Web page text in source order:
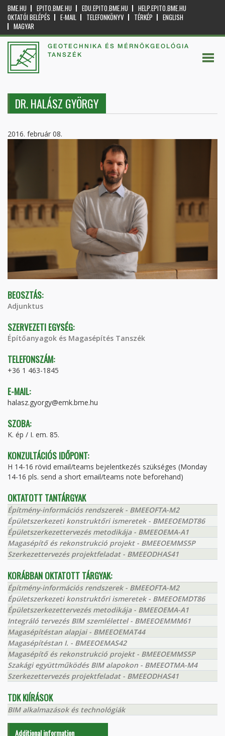
BME.HU EPITO.BME.HU EDU.EPITO.BME.HU
HELP.EPITO.BME.HU
OKTATÓI BELÉPÉS
E-MAIL TELEFONKÖNYV TÉRKÉP
ENGLISH
MAGYAR
GEOTECHNIKA ÉS MÉRNÖKGEOLÓGIA
TANSZÉK
DR. HALÁSZ GYÖRGY
2016. február 08.
BEOSZTÁS:
Adjunktus
SZERVEZETI EGYSÉG:
Építőanyagok és Magasépítés Tanszék
TELEFONSZÁM:
+36 1 463-1845
E-MAIL:
halasz.gyorgy@emk.bme.hu
SZOBA:
K. ép / I. em. 85.
KONZULTÁCIÓS IDŐPONT:
H 14-16 rövid email/teams bejelentkezés szükséges (Monday
14-16 pls. send a short email/teams note beforehand)
OKTATOTT TANTÁRGYAK
Építmény-információs rendszerek - BMEEOFTA-M2
Épületszerkezeti konstruktőri ismeretek - BMEEOEMDT86
Épületszerkezettervezés metodikája - BMEEOEMA-A1
Magasépítő és rekonstrukció projekt - BMEEOEMMS5P
Szerkezettervezés projektfeladat - BMEEODHAS41
KORÁBBAN OKTATOTT TÁRGYAK:
Építmény-információs rendszerek - BMEEOFTA-M2
Épületszerkezeti konstruktőri ismeretek - BMEEOEMDT86
Épületszerkezettervezés metodikája - BMEEOEMA-A1
Integráló tervezés BIM szemlélettel - BMEEOEMMM61
Magasépítéstan alapjai - BMEEOEMAT44
Magasépítéstan I. - BMEEOEMAS42
Magasépítő és rekonstrukció projekt - BMEEOEMMS5P
Szakági együttműködés BIM alapokon - BMEEOTMA-M4
Szerkezettervezés projektfeladat - BMEEODHAS41
TDK KIÍRÁSOK
BIM alkalmazások és technológiák
Additional information